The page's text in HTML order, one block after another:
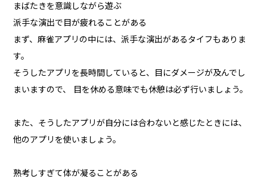
まばたきを意識しながら遊ぶ
派手な演出で目が疲れることがある
まず、麻雀アプリの中には、派手な演出があるタイフもありま
す。
そうしたアプリを長時間していると、目にダメージが及んでし
まいますので、 目を休める意味でも休憩は必ず行いましょう。
また、そうしたアプリが自分には合わないと感じたときには、
他のアプリを使いましょう。
熟考しすぎて体が凝ることがある